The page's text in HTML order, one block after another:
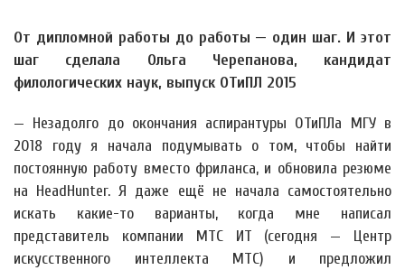
От дипломной работы до работы — один шаг. И этот
шаг сделала Ольга Черепанова, кандидат
филологических наук, выпуск ОТиПЛ 2015
— Незадолго до окончания аспирантуры ОТиПЛа МГУ в
2018 году я начала подумывать о том, чтобы найти
постоянную работу вместо фриланса, и обновила резюме
на HeadHunter. Я даже ещё не начала самостоятельно
искать какие-то варианты, когда мне написал
представитель компании МТС ИТ (сегодня — Центр
искусственного интеллекта МТС) и предложил